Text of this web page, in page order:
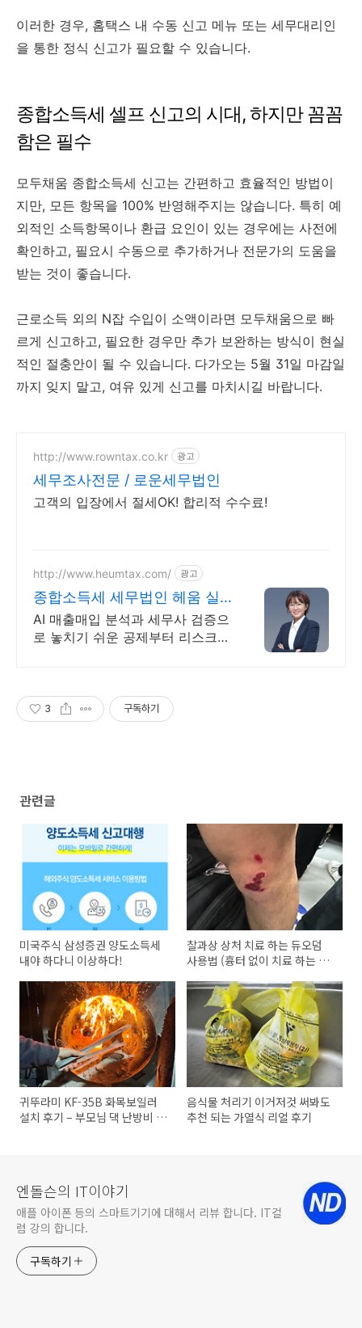
이러한 경우, 홈택스 내 수동 신고 메뉴 또는 세무대리인
을 통한 정식 신고가 필요할 수 있습니다.
종합소득세 셀프 신고의 시대, 하지만 꼼꼼
함은 필수
모두채움 종합소득세 신고는 간편하고 효율적인 방법이
지만, 모든 항목을 100% 반영해주지는 않습니다. 특히 예
외적인 소득항목이나 환급 요인이 있는 경우에는 사전에
확인하고, 필요시 수동으로 추가하거나 전문가의 도움을
받는 것이 좋습니다.
근로소득 외의 N잡 수입이 소액이라면 모두채움으로 빠
르게 신고하고, 필요한 경우만 추가 보완하는 방식이 현실
적인 절충안이 될 수 있습니다. 다가오는 5월 31일 마감일
까지 잊지 말고, 여유 있게 신고를 마치시길 바랍니다.
http://www.rowntax.co.kr 광고
세무조사전문 / 로운세무법인
고객의 입장에서 절세OK! 합리적 수수료!
http://www.heumtax.com/ 광고
종합소득세 세무법인 헤움 실
시간 카톡 상담 지원
AI 매출매입 분석과 세무사 검증으
로 놓치기 쉬운 공제부터 리스크
3 구독하기
관련글
미국주식 삼성증권 양도소득세
내야 하다니 이상하다!
찰과상 상처 치료 하는 듀오덤
사용법 (흉터 없이 치료 하는 메
귀뚜라미 KF-35B 화목보일러
설치 후기 – 부모님 댁 난방비 절
음식물 처리기 이거저것 써봐도
추천 되는 가열식 리얼 후기
엔돌슨의 IT이야기
애플 아이폰 등의 스마트기기에 대해서 리뷰 합니다. IT컬
럼 강의 합니다.
구독하기